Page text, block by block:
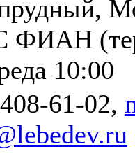
ФИАН
10:00
61-02,